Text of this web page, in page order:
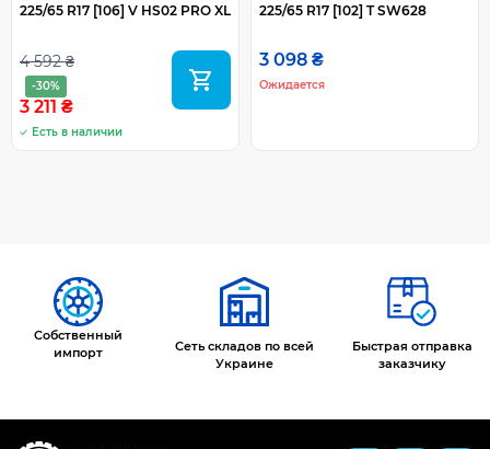
225/65 R17 [106] V HS02 PRO XL
4 592 ₴
-30%
3 211 ₴
Есть в наличии
225/65 R17 [102] T SW628
3 098 ₴
Ожидается
Собственный
импорт
Сеть складов по всей
Украине
Быстрая отправка
заказчику